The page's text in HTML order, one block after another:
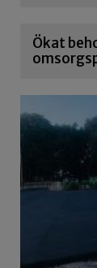
Ökat